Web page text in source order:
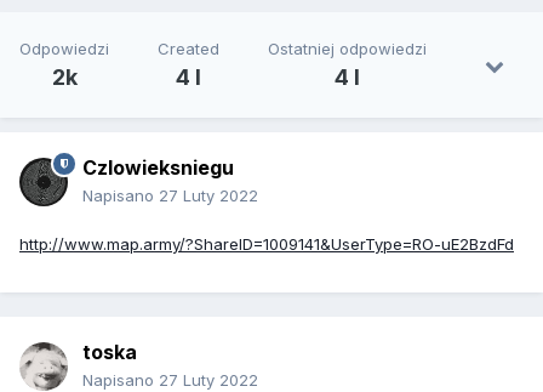
Odpowiedzi
2k
Created
4 l
Ostatniej odpowiedzi
4 l
Czlowieksniegu
Napisano 27 Luty 2022
http://www.map.army/?ShareID=1009141&UserType=RO-uE2BzdFd
toska
Napisano 27 Luty 2022